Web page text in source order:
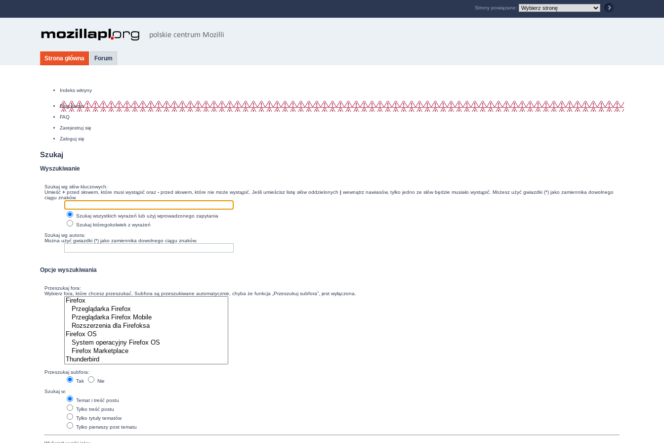
Strona główna Forum
Indeks witryny
Regulamin
FAQ
Zarejestruj się
Zaloguj się
Szukaj
Wyszukiwanie
Szukaj wg słów kluczowych:
Umieść+ przed słowem, które musi wystąpić oraz- przed słowem, które nie może wystąpić. Jeśli umieścisz listę słów oddzielonych| wewnątrz nawiasów, tylko jedno ze słów będzie musiało wystąpić. Możesz użyć gwiazdki (*) jako zamiennika dowolnego
ciągu znaków.
Szukaj wszystkich wyrażeń lub użyj wprowadzonego zapytania
Szukaj któregokolwiek z wyrażeń
Szukaj wg autora:
Można użyć gwiazdki (*) jako zamiennika dowolnego ciągu znaków.
Opcje wyszukiwania
Przeszukaj fora:
Wybierz fora, które chcesz przeszukać. Subfora są przeszukiwane automatycznie, chyba że funkcja „Przeszukuj subfora”, jest wyłączona.
Przeszukaj subfora:
Tak
Nie
Szukaj w:
Temat i treść postu
Tylko treść postu
Tylko tytuły tematów
Tylko pierwszy post tematu
Strony powiązane: